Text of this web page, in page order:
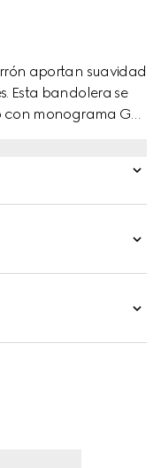
aportan suavidad
Esta bandolera se
con monograma GG